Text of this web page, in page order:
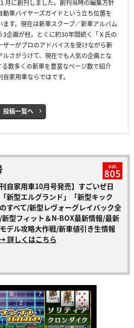
月に創刊しました。創刊当時の編集方針
車バイヤーズガイドという立ち位置を
す。現在は新車スクープ／新車アルバム
3企画が柱。とくに約30年間続く「Ｘ氏の
ーがプロのアドバイスを受けながら新
さがうけて、現在でも人気の企画とな
る数多くの新車を豊富なページ数で紹介
家用車ならではです。
投稿一覧へ
vol.
805
刊自家用車10月号発売】すごいぜ日
新型エルグランド」「新型キック
すべて/新型レヴォーグレイバック全
型フィット＆N-BOX最新情報/最新
デル攻略大作戦/新車値引き生情報
詳しくはこちら